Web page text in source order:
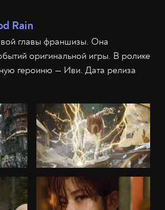
Rain
главы франшизы. Она
оригинальной игры. В ролике
героиню — Иви. Дата релиза